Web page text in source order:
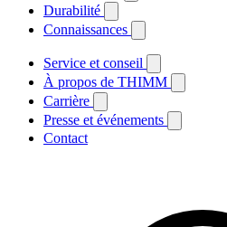
Durabilité
Connaissances
Service et conseil
À propos de THIMM
Carrière
Presse et événements
Contact